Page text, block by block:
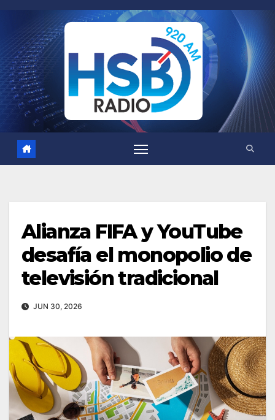
Alianza FIFA y YouTube
desafía el monopolio de
televisión tradicional
JUN 30, 2026